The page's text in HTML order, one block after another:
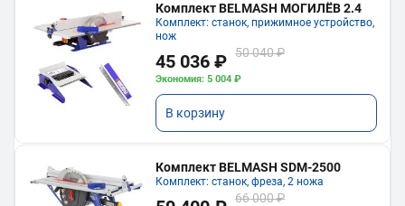
Комплект BELMASH МОГИЛЁВ 2.4
Комплект: станок, прижимное устройство,
нож
45 036 ₽ 50 040 ₽
Экономия: 5 004 ₽
В корзину
Комплект BELMASH SDM-2500
Комплект: станок, фреза, 2 ножа
66 000 ₽